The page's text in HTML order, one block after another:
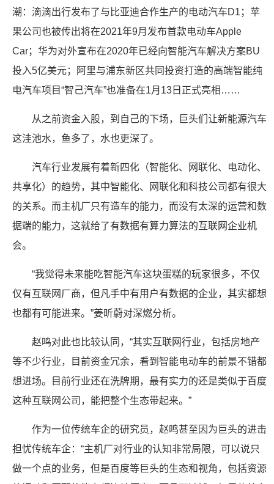
潮：滴滴出行发布了与比亚迪合作生产的电动汽车D1；苹
果公司也被传出将在2021年9月发布首款电动车Apple
Car；华为对外宣布在2020年已经向智能汽车解决方案BU
投入5亿美元；阿里与浦东新区共同投资打造的高端智能纯
电汽车项目“智己汽车”也准备在1月13日正式亮相……
从之前资金入股，到自己的下场，巨头们让新能源汽车
这洼池水，鱼多了，水也更深了。
汽车行业发展有着新四化（智能化、网联化、电动化、
共享化）的趋势，其中智能化、网联化和科技公司都有很大
的关系。而主机厂只有造车的能力，而没有太深的运营和数
据端的能力，这就给了有数据有算力算法的互联网企业机
会。
“我觉得未来能吃智能汽车这块蛋糕的玩家很多，不仅
仅有互联网厂商，但凡手中有用户有数据的企业，其实都想
也都有可能进来。”姜昕蔚对深燃分析。
赵鸣对此也比较认同，“其实互联网行业，包括房地产
等不少行业，目前资金冗余，看到智能电动车的前景不错都
想进场。目前行业还在洗牌期，最有实力的还是类似于百度
这种互联网公司，能把整个生态带起来。”
作为一位传统车企的研究员，赵鸣甚至因为巨头的进击
担忧传统车企：“主机厂对行业的认知非常局限，可以说只
做一个点的业务，但是百度等巨头的生态和视角，包括资源